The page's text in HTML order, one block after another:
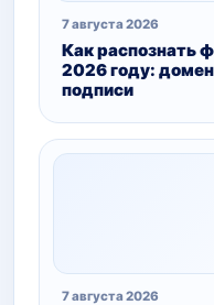
7 августа 2026
Как распознать
2026 году:
подписи
7 августа 2026